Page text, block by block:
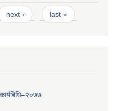
next › last »